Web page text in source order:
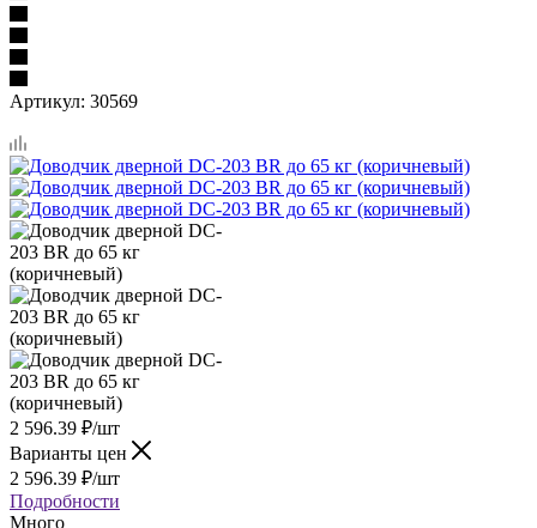
Артикул: 30569
2 596.39 ₽/шт
Варианты цен
2 596.39 ₽/шт
Подробности
Много